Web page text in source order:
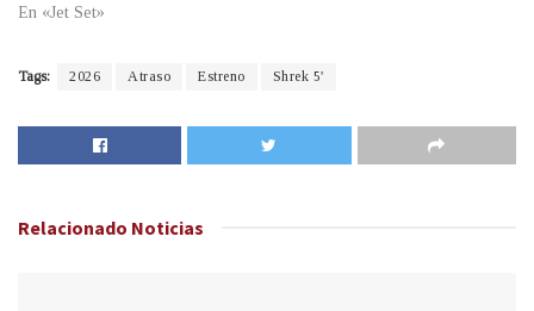
En «Jet Set»
Tags: 2026 Atraso Estreno Shrek 5'
Relacionado Noticias